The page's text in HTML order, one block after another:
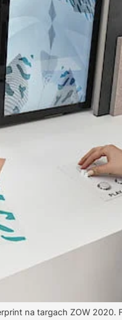
na targach ZOW 2020.